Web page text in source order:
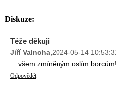
Diskuze:
Téže děkuji
Jiří Valnoha,2024-05-14
... všem zmíněným oslím borcům!
Odpovědět